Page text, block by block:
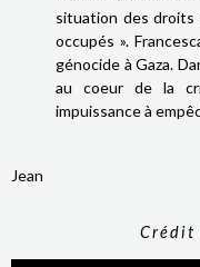
situation des droits
occupés ».
génocide à Gaza.
au coeur de la
impuissance à
Jean
Crédit